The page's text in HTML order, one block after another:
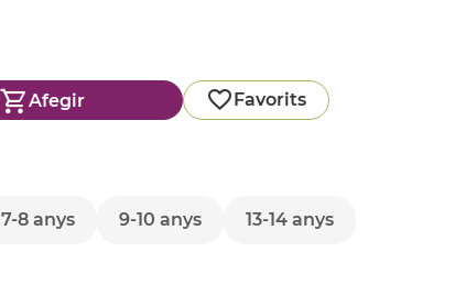
Afegir Favorits
7-8 anys 9-10 anys
13-14 anys